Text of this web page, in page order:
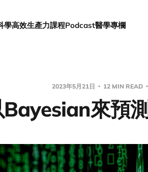
學高效生產力課程Podcast醫學專欄
2023年5月21日 12 MIN READ
Bayesian來預